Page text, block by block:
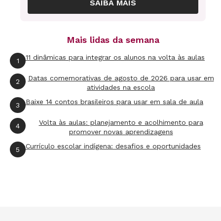
apresentar o que investigaram para a turma. Os
materiais, vestimentas usadas (e suas funções),
beisebol no Brasil e função dos jogadores. Na
ausência de internet, vá à biblioteca ou leve
materiais selecionados previamente sobre o
assunto e distribua para que o grupo pesquise.
Depois da socialização das pesquisas, realize
uma roda de conversa com os alunos para
sistematizar as informações. Pergunte quais
SAIBA MAIS
Mais lidas da semana
1 11 dinâmicas para integrar os alunos na volta às aulas
2
Datas comemorativas de agosto de 2026 para usar em
atividades na escola
3 Baixe 14 contos brasileiros para usar em sala de aula
4
Volta às aulas: planejamento e acolhimento para
promover novas aprendizagens
5 Currículo escolar indígena: desafios e oportunidades